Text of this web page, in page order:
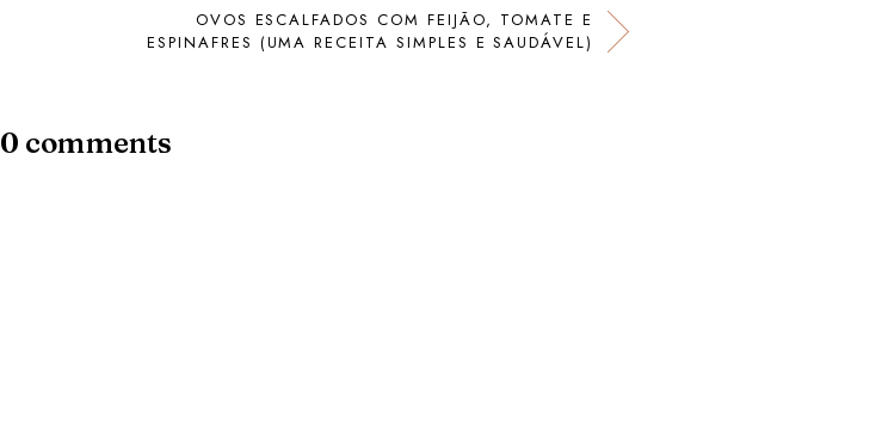
OVOS ESCALFADOS COM FEIJÃO, TOMATE E
ESPINAFRES (UMA RECEITA SIMPLES E SAUDÁVEL)
0 comments